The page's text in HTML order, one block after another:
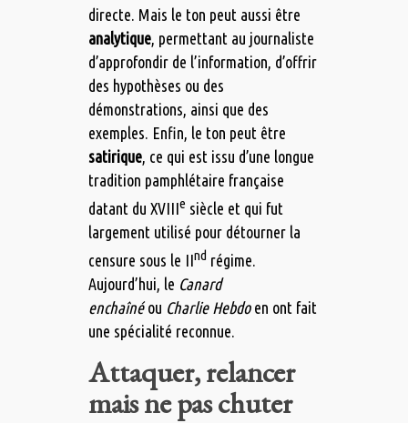
directe. Mais le ton peut aussi être
analytique, permettant au journaliste
d’approfondir de l’information, d’offrir
des hypothèses ou des
démonstrations, ainsi que des
exemples. Enfin, le ton peut être
satirique, ce qui est issu d’une longue
tradition pamphlétaire française
datant du XVIIIe siècle et qui fut
largement utilisé pour détourner la
censure sous le IInd régime.
Aujourd’hui, le Canard
enchaînéou Charlie Hebdoen ont fait
une spécialité reconnue.
Attaquer, relancer
mais ne pas chuter